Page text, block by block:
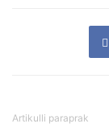
Artikulli paraprak